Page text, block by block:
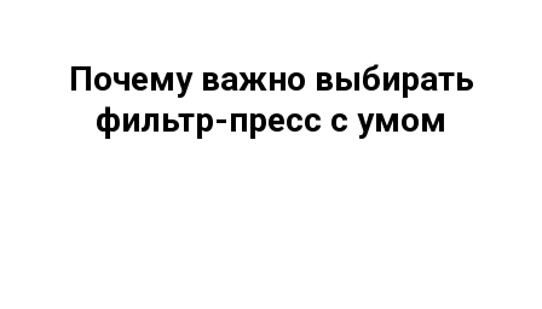
Почему важно выбирать
фильтр-пресс с умом